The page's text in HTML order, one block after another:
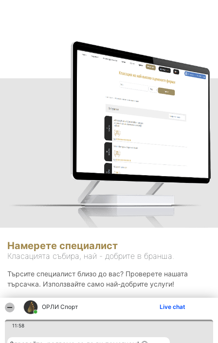
ОРЛИ Спорт Live chat
11:58
Намерете специалист
Класацията събира, най - добрите в бранша.
Търсите специалист близо до вас? Проверете нашата
търсачка. Използвайте само най-добрите услуги!